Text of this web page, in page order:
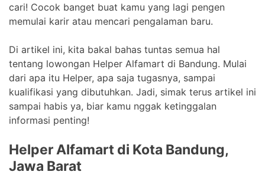
cari! Cocok banget buat kamu yang lagi pengen
memulai karir atau mencari pengalaman baru.
Di artikel ini, kita bakal bahas tuntas semua hal
tentang lowongan Helper Alfamart di Bandung. Mulai
dari apa itu Helper, apa saja tugasnya, sampai
kualifikasi yang dibutuhkan. Jadi, simak terus artikel ini
sampai habis ya, biar kamu nggak ketinggalan
informasi penting!
Helper Alfamart di Kota Bandung,
Jawa Barat